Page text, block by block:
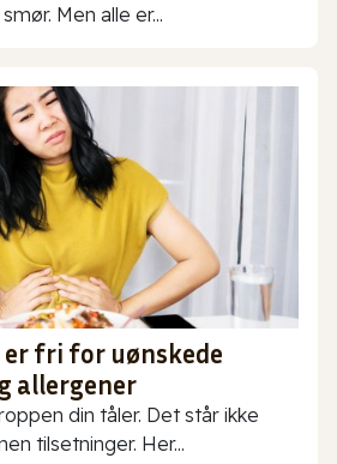
Men alle er...
fri for uønskede
allergener
din tåler. Det står ikke
tilsetninger. Her...